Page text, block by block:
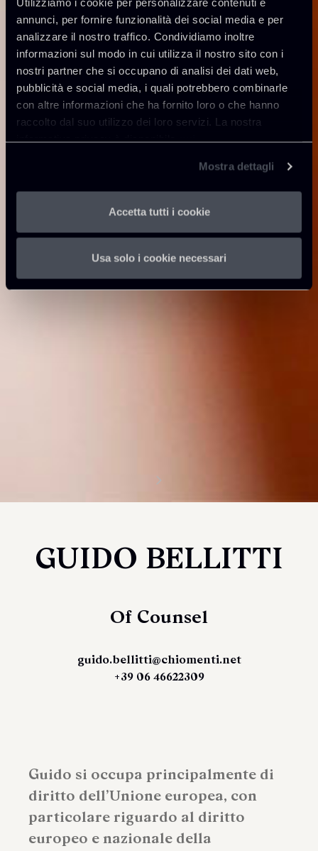
annunci, per fornire funzionalità dei social media e per
analizzare il nostro traffico. Condividiamo inoltre
informazioni sul modo in cui utilizza il nostro sito con i
nostri partner che si occupano di analisi dei dati web,
pubblicità e social media, i quali potrebbero combinarle
con altre informazioni che ha fornito loro o che hanno
raccolto dal suo utilizzo dei loro servizi. La nostra
informativa privacy è disponibilequi.
Mostra dettagli
Accetta tutti i cookie
Usa solo i cookie necessari
GUIDO BELLITTI
Of Counsel
guido.bellitti@chiomenti.net
+39 06 46622309
Guido si occupa principalmente di
diritto dell’Unione europea, con
particolare riguardo al diritto
europeo e nazionale della